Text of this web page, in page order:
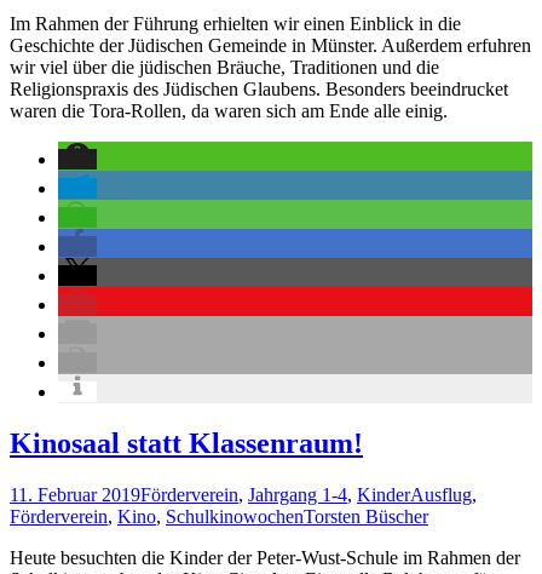
Im Rahmen der Führung erhielten wir einen Einblick in die
Geschichte der Jüdischen Gemeinde in Münster. Außerdem erfuhren
wir viel über die jüdischen Bräuche, Traditionen und die
Religionspraxis des Jüdischen Glaubens. Besonders beeindrucket
waren die Tora-Rollen, da waren sich am Ende alle einig.
Kinosaal statt Klassenraum!
11. Februar 2019Förderverein, Jahrgang 1-4, KinderAusflug,
Förderverein, Kino, SchulkinowochenTorsten Büscher
Heute besuchten die Kinder der Peter-Wust-Schule im Rahmen der